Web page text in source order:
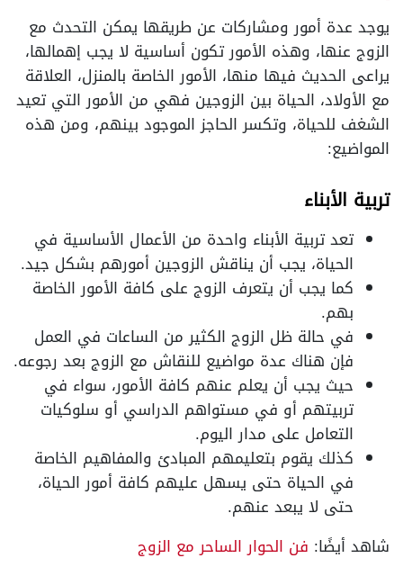
يوجد عدة أمور ومشاركات عن طريقها يمكن التحدث مع
الزوج عنها، وهذه الأمور تكون أساسية لا يجب إهمالها،
يراعى الحديث فيها منها، الأمور الخاصة بالمنزل، العلاقة
مع الأولاد، الحياة بين الزوجين فهي من الأمور التي تعيد
الشغف للحياة، وتكسر الحاجز الموجود بينهم، ومن هذه
المواضيع:
تربية الأبناء
تعد تربية الأبناء واحدة من الأعمال الأساسية في
الحياة، يجب أن يناقش الزوجين أمورهم بشكل جيد.
كما يجب أن يتعرف الزوج على كافة الأمور الخاصة
بهم.
في حالة ظل الزوج الكثير من الساعات في العمل
فإن هناك عدة مواضيع للنقاش مع الزوج بعد رجوعه.
حيث يجب أن يعلم عنهم كافة الأمور، سواء في
تربيتهم أو في مستواهم الدراسي أو سلوكيات
التعامل على مدار اليوم.
كذلك يقوم بتعليمهم المبادئ والمفاهيم الخاصة
في الحياة حتى يسهل عليهم كافة أمور الحياة،
حتى لا يبعد عنهم.
شاهد أيضًا: فن الحوار الساحر مع الزوج